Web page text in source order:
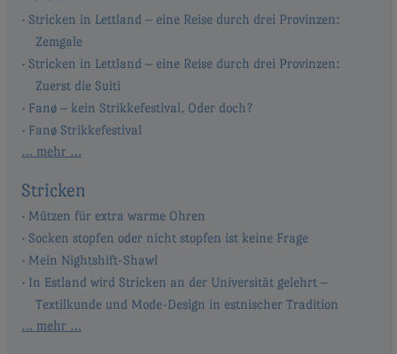
Stricken in Lettland – eine Reise durch drei Provinzen:
Zemgale
Stricken in Lettland – eine Reise durch drei Provinzen:
Zuerst die Suiti
Fanø – kein Strikkefestival. Oder doch?
Fanø Strikkefestival
… mehr …
Stricken
Mützen für extra warme Ohren
Socken stopfen oder nicht stopfen ist keine Frage
Mein Nightshift-Shawl
In Estland wird Stricken an der Universität gelehrt –
Textilkunde und Mode-Design in estnischer Tradition
… mehr …